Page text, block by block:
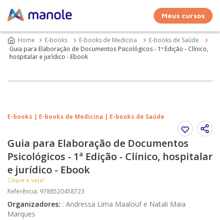
Meus cursos
E-books E-books de Medicina
E-books de Saúde
Guia para Elaboração de Documentos Psicológicos - 1ª Edição - Clínico,
hospitalar e jurídico - Ebook
E-books | E-books de Medicina | E-books de Saúde
Guia para Elaboração de Documentos
Psicológicos - 1ª Edição - Clínico, hospitalar
e jurídico - Ebook
Clique e veja!
Referência: 9788520458723
Organizadores: : Andressa Lima Maalouf e Natali Maia
Marques